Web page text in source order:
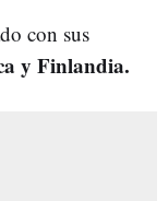
con sus
y Finlandia.